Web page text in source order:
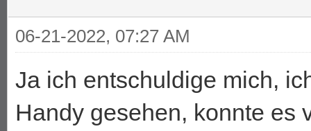
06-21-2022, 07:27 AM
Ja ich entschuldige mich,
Handy gesehen, konnte es